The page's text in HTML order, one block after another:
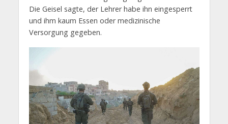
Die Geisel sagte, der Lehrer habe ihn eingesperrt
und ihm kaum Essen oder medizinische
Versorgung gegeben.